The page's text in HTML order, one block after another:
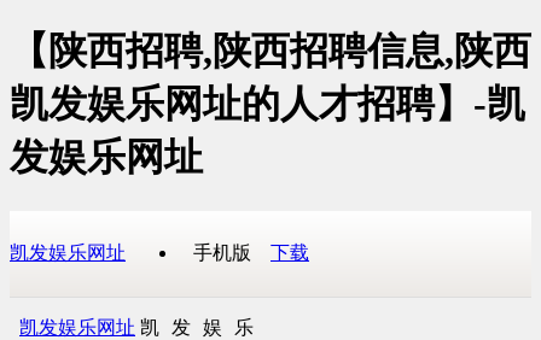
【陕西招聘,陕西招聘信息,陕西
凯发娱乐网址的人才招聘】-凯
发娱乐网址
凯发娱乐网址 手机版 下载
凯发娱乐网址 凯发娱乐